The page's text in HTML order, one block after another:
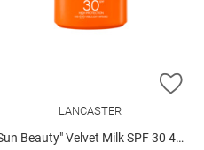
HINZUFÜGEN
LANCASTER
Beauty" Velvet Milk SPF 30 400 ml